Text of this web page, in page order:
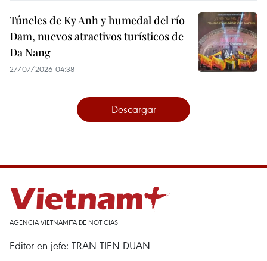
Túneles de Ky Anh y humedal del río
Dam, nuevos atractivos turísticos de
Da Nang
27/07/2026 04:38
Descargar
AGENCIA VIETNAMITA DE NOTICIAS
Editor en jefe: TRAN TIEN DUAN